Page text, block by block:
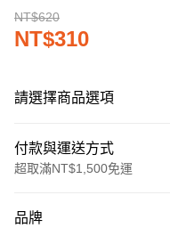
NT$620
NT$310
請選擇商品選項
付款與運送方式
超取滿NT$1,500免運
信用卡一次付款
品牌